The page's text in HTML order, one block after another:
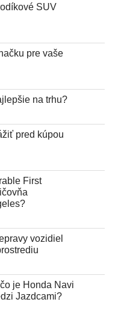
SUV
pre vaše
na trhu?
pred kúpou
First
vozidiel
je Honda Navi
Jazdcami?